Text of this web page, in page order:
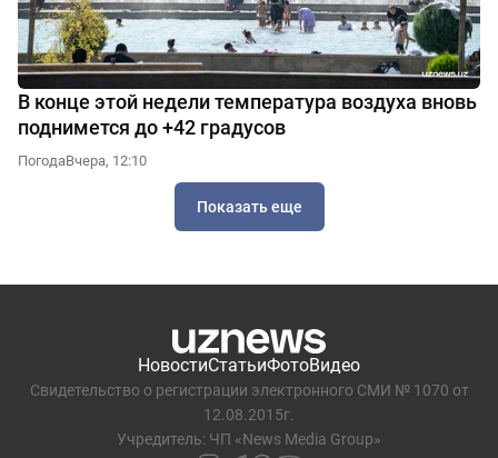
В конце этой недели температура воздуха вновь
поднимется до +42 градусов
ПогодаВчера, 12:10
Показать еще
НовостиСтатьиФотоВидео
Свидетельство о регистрации электронного СМИ № 1070 от
12.08.2015г.
Учредитель: ЧП «News Media Group»